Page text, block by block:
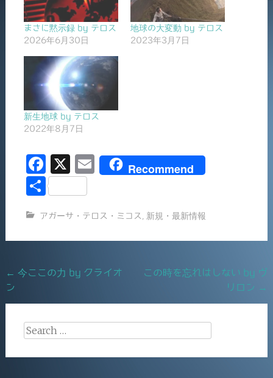
まさに黙示録 by テロス
2026年6月30日
地球の大変動 by テロス
2023年3月7日
新生地球 by テロス
2022年8月7日
F
a
e
b
o
k
X
E
l
Recommend
共
アガーサ・テロス・ミコス 新規・最新情報
Post
navigation
← 今ここの力 by クライオ
ン
この時を忘れはしない by ヴ
リロン →
Search